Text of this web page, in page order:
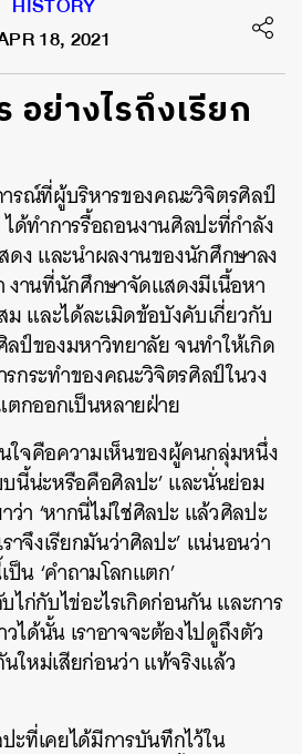
HISTORY
18, 2021
อย่างไรถึงเรียก
ารณ์ที่ผู้บริหารของคณะวิจิตรศิลป์
ด้ทำการรื้อถอนงานศิลปะที่กำลัง
ดง และนำผลงานของนักศึกษาลง
งานที่นักศึกษาจัดแสดงมีเนื้อหา
ม และได้ละเมิดข้อบังคับเกี่ยวกับ
ป์ของมหาวิทยาลัย จนทำให้เกิด
กระทำของคณะวิจิตรศิลป์ในวง
กออกเป็นหลายฝ่าย
ใจคือความเห็นของผู้คนกลุ่มหนึ่ง
นี้น่ะหรือคือศิลปะ’ และนั่นย่อม
ว่า ‘หากนี่ไม่ใช่ศิลปะ แล้วศิลปะ
าจึงเรียกมันว่าศิลปะ’ แน่นอนว่า
ป็น ‘คำถามโลกแตก’
ไก่กับไข่อะไรเกิดก่อนกัน และการ
ได้นั้น เราอาจจะต้องไปดูถึงตัว
ใหม่เสียก่อนว่า แท้จริงแล้ว
ที่เคยได้มีการบันทึกไว้ใน